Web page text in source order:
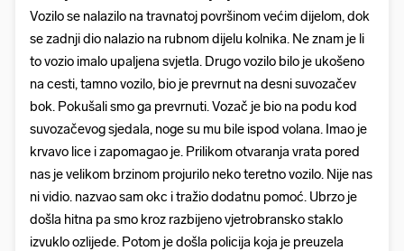
Vozilo se nalazilo na travnatoj površinom većim dijelom, dok
se zadnji dio nalazio na rubnom dijelu kolnika. Ne znam je li
to vozio imalo upaljena svjetla. Drugo vozilo bilo je ukošeno
na cesti, tamno vozilo, bio je prevrnut na desni suvozačev
bok. Pokušali smo ga prevrnuti. Vozač je bio na podu kod
suvozačevog sjedala, noge su mu bile ispod volana. Imao je
krvavo lice i zapomagao je. Prilikom otvaranja vrata pored
nas je velikom brzinom projurilo neko teretno vozilo. Nije nas
ni vidio. nazvao sam okc i tražio dodatnu pomoć. Ubrzo je
došla hitna pa smo kroz razbijeno vjetrobransko staklo
izvuklo ozlijede. Potom je došla policija koja je preuzela